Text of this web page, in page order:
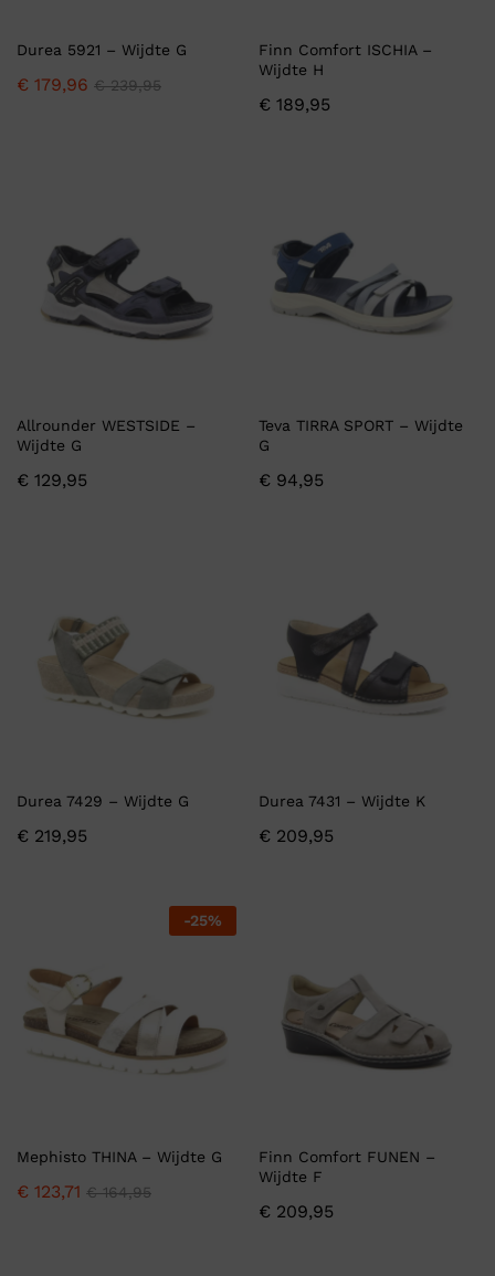
Durea 5921 – Wijdte G
€ 179,96 €239,95
Finn Comfort ISCHIA –
Wijdte H
€ 189,95
Allrounder WESTSIDE –
Wijdte G
€ 129,95
Teva TIRRA SPORT – Wijdte
G
€ 94,95
Durea 7429 – Wijdte G
€ 219,95
Durea 7431 – Wijdte K
€ 209,95
-25%
Mephisto THINA – Wijdte G
€ 123,71 €164,95
Finn Comfort FUNEN –
Wijdte F
€ 209,95